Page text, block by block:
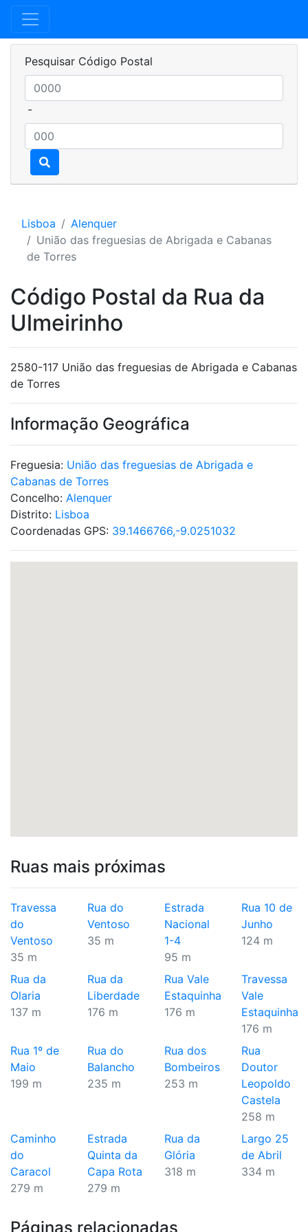
Pesquisar Código Postal
-
Lisboa
Alenquer
União das freguesias de Abrigada e Cabanas
de Torres
Código Postal da Rua da
Ulmeirinho
2580-117 União das freguesias de Abrigada e Cabanas
de Torres
Informação Geográfica
Freguesia: União das freguesias de Abrigada e
Cabanas de Torres
Concelho: Alenquer
Distrito: Lisboa
Coordenadas GPS: 39.1466766,-9.0251032
Ruas mais próximas
Travessa
do
Ventoso
35 m
Rua do
Ventoso
35 m
Estrada
Nacional
1-4
95 m
Rua 10 de
Junho
124 m
Rua da
Olaria
137 m
Rua da
Liberdade
176 m
Rua Vale
Estaquinha
176 m
Travessa
Vale
Estaquinha
176 m
Rua 1º de
Maio
199 m
Rua do
Balancho
235 m
Rua dos
Bombeiros
253 m
Rua
Doutor
Leopoldo
Castela
258 m
Caminho
do
Caracol
279 m
Estrada
Quinta da
Capa Rota
279 m
Rua da
Glória
318 m
Largo 25
de Abril
334 m
Páginas relacionadas